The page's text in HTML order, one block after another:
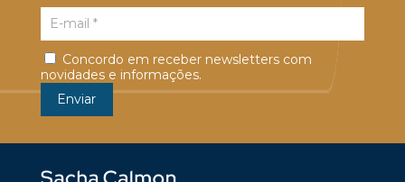
Concordo em receber newsletters com
novidades e informações.